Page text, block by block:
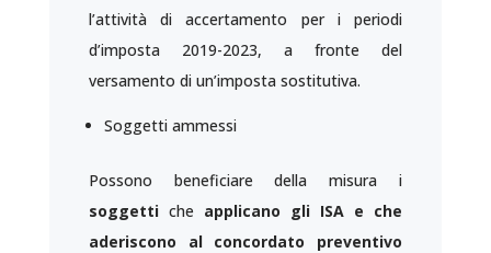
l’attività di accertamento per i periodi
d’imposta 2019-2023, a fronte del
versamento di un’imposta sostitutiva.
Soggetti ammessi
Possono beneficiare della misura i
soggettiche applicano gli ISA e che
aderiscono al concordato preventivo